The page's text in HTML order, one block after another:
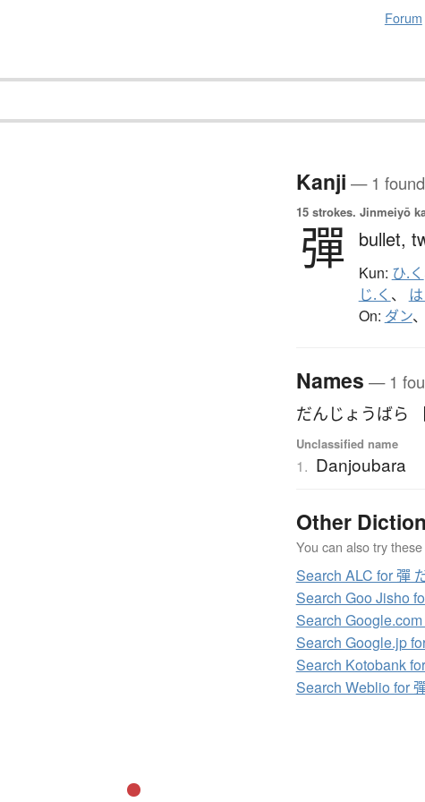
Forum
Kanji — 1 found
15 strokes. Jinmeiyō
彈 bullet,
Kun: ひ.く
じ.く 、
On: ダン、
Names — 1
だんじょうばら
Unclassified name
1. Danjoubara
Other
You can also try
Search ALC for 彈
Search Goo Jisho
Search
Search Google.jp
Search Kotobank
Search Weblio for